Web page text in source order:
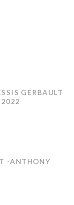
GERBAULT
-ANTHONY